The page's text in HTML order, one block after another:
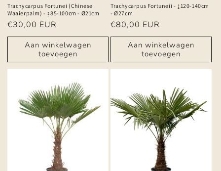
Trachycarpus Fortunei (Chinese
Waaierpalm) - ↨85-100cm - Ø21cm
Normale
prijs
€30,00 EUR
Aan winkelwagen
toevoegen
Trachycarpus Fortuneii - ↨120-140cm
- Ø27cm
Normale
prijs
€80,00 EUR
Aan winkelwagen
toevoegen